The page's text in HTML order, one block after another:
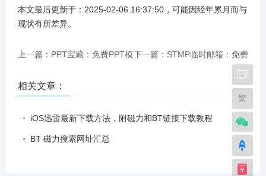
本文最后更新于： 2025-02-06 16:37:50 ，可能因经年累月而与
现状有所差异。
上一篇：PPT宝藏：免费PPT模下一篇：STMP临时邮箱：免费
一次性电子邮箱、匿名邮箱
相关文章：
iOS迅雷最新下载方法，附磁力和BT链接下载教程
BT 磁力搜索网址汇总
繁